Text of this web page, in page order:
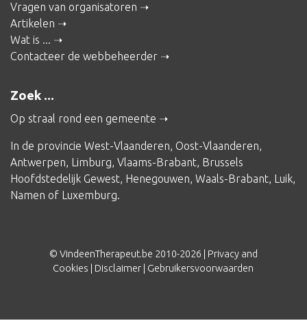
Vragen van organisatoren
Artikelen
Wat is ...
Contacteer de webbeheerder
Zoek ...
Op straal rond een gemeente
In de provincie West-Vlaanderen, Oost-Vlaanderen,
Antwerpen, Limburg, Vlaams-Brabant, Brussels
Hoofdstedelijk Gewest, Henegouwen, Waals-Brabant, Luik,
Namen of Luxemburg.
© VindeenTherapeut.be 2010-2026 | Privacy and
Cookies
Disclaimer Gebruikersvoorwaarden